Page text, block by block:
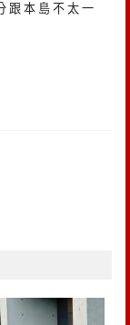
跟本島不太一